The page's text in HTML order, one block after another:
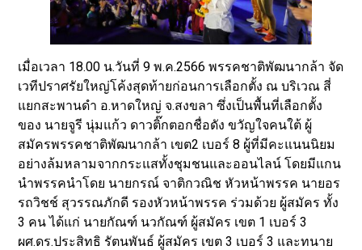
เมื่อเวลา 18.00 น.วันที่ 9 พ.ค.2566 พรรคชาติพัฒนากล้า จัด
เวทีปราศรัยใหญ่โค้งสุดท้ายก่อนการเลือกตั้ง ณ บริเวณ สี่
แยกสะพานดำ อ.หาดใหญ่ จ.สงขลา ซึ่งเป็นพื้นที่เลือกตั้ง
ของ นายจูรี นุ่มแก้ว ดาวติ๊กตอกชื่อดัง ขวัญใจคนใต้ ผู้
สมัครพรรคชาติพัฒนากล้า เขต2 เบอร์ 8 ผู้ที่มีคะแนนนิยม
อย่างล้มหลามจากกระแสทั้งชุมชนและออนไลน์ โดยมีแกน
นำพรรคนำโดย นายกรณ์ จาติกวณิช หัวหน้าพรรค นายอร
รถวิชช์ สุวรรณภักดี รองหัวหน้าพรรค ร่วมด้วย ผู้สมัคร ทั้ง
3 คน ได้แก่ นายกัณฑ์ นวกัณฑ์ ผู้สมัคร เขต 1 เบอร์ 3
ผศ.ดร.ประสิทธิ รัตนพันธ์ ผู้สมัคร เขต 3 เบอร์ 3 และทนาย